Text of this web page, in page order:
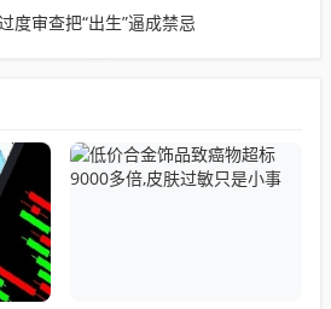
度审查把“出生”逼成禁忌